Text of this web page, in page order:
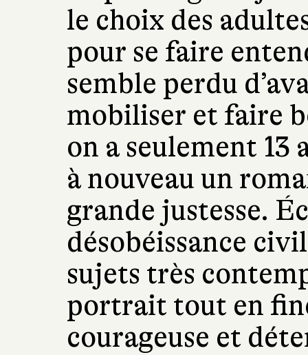
le choix des
pour se faire
semble perdu
mobiliser et faire
on a seulement 13
à nouveau un
grande justesse.
désobéissance
sujets très
portrait tout en
courageuse et